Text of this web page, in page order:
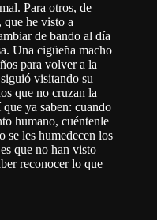
Para otros, de
he visto a
de bando al día
Una cigüeña macho
para volver a la
visitando su
que no cruzan la
ya saben: cuando
humano, cuéntenle
se les humedecen los
que no han visto
reconocer lo que